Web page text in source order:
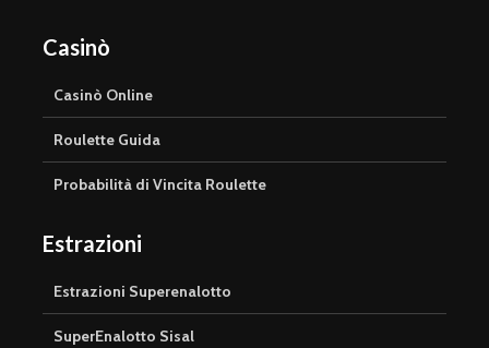
Casinò
Casinò Online
Roulette Guida
Probabilità di Vincita Roulette
Estrazioni
Estrazioni Superenalotto
SuperEnalotto Sisal